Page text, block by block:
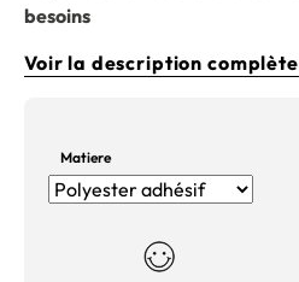
besoins
Voir la description complète
Matiere